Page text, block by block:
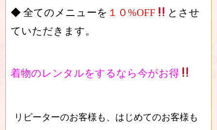
◆ 全てのメニューを １０%OFF
とさせ
ていただきます。
着物のレンタルをするなら今がお得
リピーターのお客様も、はじめてのお客様も